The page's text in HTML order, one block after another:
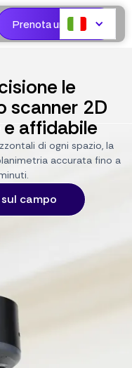
Prenota una demo
le
scanner 2D
affidabile
di ogni spazio, la
accurata fino a
campo